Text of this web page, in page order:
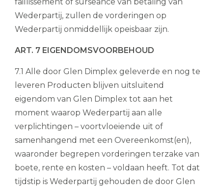
Wederpartij, zullen de vorderingen op
Wederpartij onmiddellijk opeisbaar zijn.
ART. 7 EIGENDOMSVOORBEHOUD
7.1 Alle door Glen Dimplex geleverde en nog te
leveren Producten blijven uitsluitend
eigendom van Glen Dimplex tot aan het
moment waarop Wederpartij aan alle
verplichtingen – voortvloeiende uit of
samenhangend met een Overeenkomst(en),
waaronder begrepen vorderingen terzake van
boete, rente en kosten – voldaan heeft. Tot dat
tijdstip is Wederpartij gehouden de door Glen